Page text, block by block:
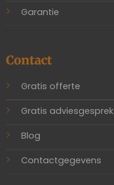
Garantie
Contact
Gratis offerte
Gratis adviesgesprek
Blog
Contactgegevens